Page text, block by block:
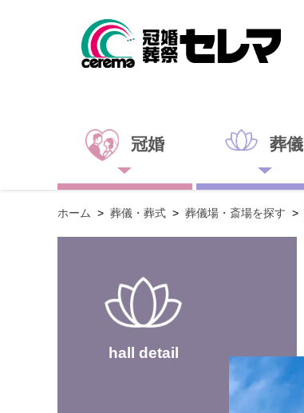
冠婚 葬儀
ホーム > 葬儀・葬式 > 葬儀場・斎場を探す >
hall detail